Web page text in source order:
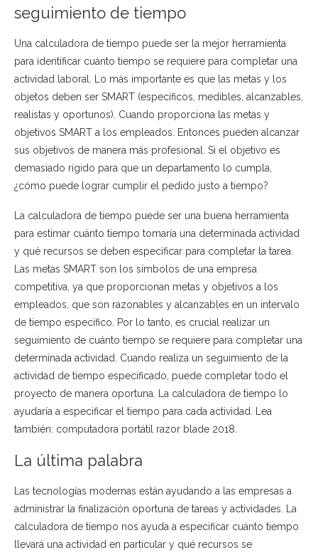
seguimiento de tiempo
Una calculadora de tiempo puede ser la mejor herramienta
para identificar cuánto tiempo se requiere para completar una
actividad laboral. Lo más importante es que las metas y los
objetos deben ser SMART (específicos, medibles, alcanzables,
realistas y oportunos). Cuando proporciona las metas y
objetivos SMART a los empleados. Entonces pueden alcanzar
sus objetivos de manera más profesional. Si el objetivo es
demasiado rígido para que un departamento lo cumpla,
¿cómo puede lograr cumplir el pedido justo a tiempo?
La calculadora de tiempo puede ser una buena herramienta
para estimar cuánto tiempo tomaría una determinada actividad
y qué recursos se deben especificar para completar la tarea.
Las metas SMART son los símbolos de una empresa
competitiva, ya que proporcionan metas y objetivos a los
empleados, que son razonables y alcanzables en un intervalo
de tiempo específico. Por lo tanto, es crucial realizar un
seguimiento de cuánto tiempo se requiere para completar una
determinada actividad. Cuando realiza un seguimiento de la
actividad de tiempo especificado, puede completar todo el
proyecto de manera oportuna. La calculadora de tiempo lo
ayudaría a especificar el tiempo para cada actividad. Lea
también: computadora portátil razor blade 2018.
La última palabra
Las tecnologías modernas están ayudando a las empresas a
administrar la finalización oportuna de tareas y actividades. La
calculadora de tiempo nos ayuda a especificar cuánto tiempo
llevará una actividad en particular y qué recursos se